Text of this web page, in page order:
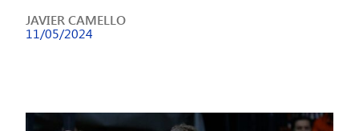
JAVIER CAMELLO
11/05/2024